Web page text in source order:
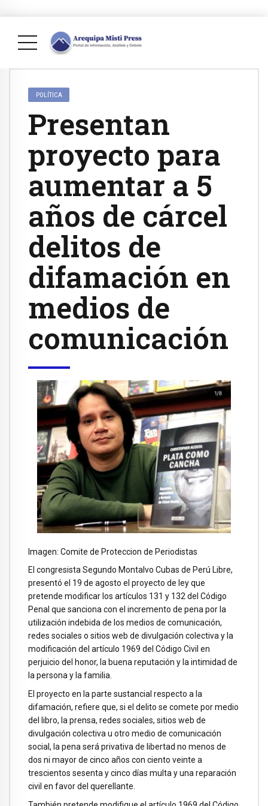
POLÍTICA
Presentan
proyecto para
aumentar a 5
años de cárcel
delitos de
difamación en
medios de
comunicación
Imagen: Comite de Proteccion de Periodistas
El congresista Segundo Montalvo Cubas de Perú Libre,
presentó el 19 de agosto el proyecto de ley que
pretende modificar los artículos 131 y 132 del Código
Penal que sanciona con el incremento de pena por la
utilización indebida de los medios de comunicación,
redes sociales o sitios web de divulgación colectiva y la
modificación del artículo 1969 del Código Civil en
perjuicio del honor, la buena reputación y la intimidad de
la persona y la familia.
El proyecto en la parte sustancial respecto a la
difamación, refiere que, si el delito se comete por medio
del libro, la prensa, redes sociales, sitios web de
divulgación colectiva u otro medio de comunicación
social, la pena será privativa de libertad no menos de
dos ni mayor de cinco años con ciento veinte a
trescientos sesenta y cinco días multa y una reparación
civil en favor del querellante.